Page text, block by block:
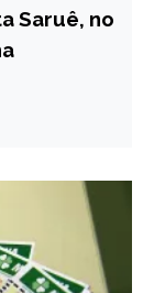
Saruê, no